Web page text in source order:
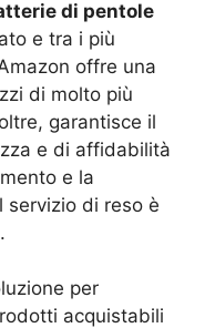
di pentole
e tra i più
offre una
di molto più
garantisce il
e di affidabilità
e la
servizio di reso è
per
acquistabili